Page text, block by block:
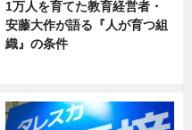
1万人を育てた教育経営者・
安藤大作が語る『人が育つ組
織』の条件